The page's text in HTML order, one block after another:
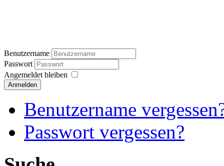
Benutzername
Passwort
Angemeldet bleiben
Anmelden
Benutzername
Passwort vergessen?